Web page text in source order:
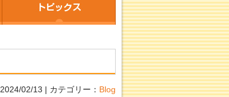
2024/02/13 | カテゴリー： Blog